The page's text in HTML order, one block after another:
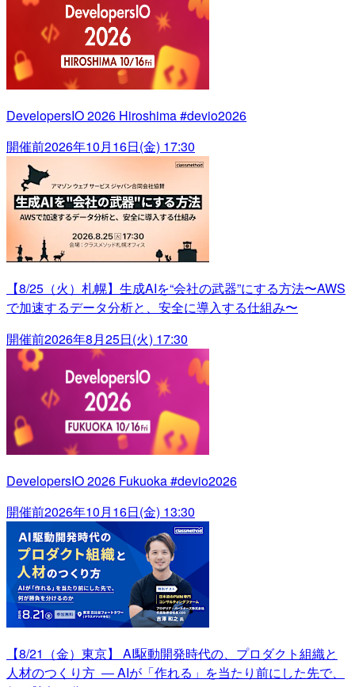
DevelopersIO 2026 Hiroshima #devio2026
開催前2026年10月16日(金) 17:30
【8/25（火）札幌】生成AIを“会社の武器”にする方法〜AWS
で加速するデータ分析と、安全に導入する仕組み〜
開催前2026年8月25日(火) 17:30
DevelopersIO 2026 Fukuoka #devio2026
開催前2026年10月16日(金) 13:30
【8/21（金）東京】 AI駆動開発時代の、プロダクト組織と
人材のつくり方 ― AIが「作れる」を当たり前にした先で、